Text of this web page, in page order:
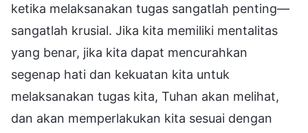
ketika melaksanakan tugas sangatlah penting—
sangatlah krusial. Jika kita memiliki mentalitas
yang benar, jika kita dapat mencurahkan
segenap hati dan kekuatan kita untuk
melaksanakan tugas kita, Tuhan akan melihat,
dan akan memperlakukan kita sesuai dengan